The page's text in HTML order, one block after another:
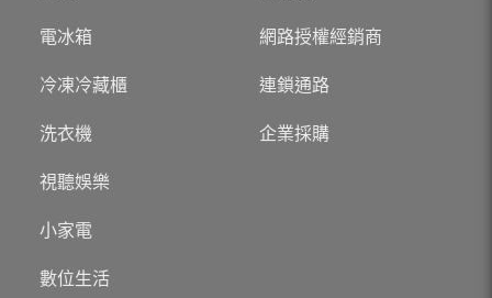
電冰箱
冷凍冷藏櫃
洗衣機
視聽娛樂
小家電
數位生活
網路授權經銷商
連鎖通路
企業採購